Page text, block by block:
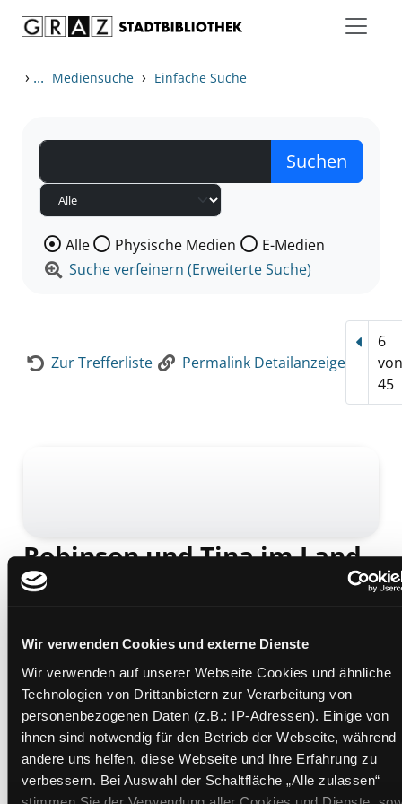
Wir verwenden Cookies und externe Dienste
Wir verwenden auf unserer Webseite Cookies und ähnliche
Technologien von Drittanbietern zur Verarbeitung von
personenbezogenen Daten (z.B.: IP-Adressen). Einige von
ihnen sind notwendig für den Betrieb der Webseite, während
andere uns helfen, diese Webseite und Ihre Erfahrung zu
verbessern. Bei Auswahl der Schaltfläche „Alle zulassen“
› ... Mediensuche › Einfache Suche
Wählen Sie die Medienart nach der Sie suchen wollen.
Alle Physische Medien
E-Medien
Suche verfeinern (Erweiterte Suche)
Zur Trefferliste Permalink Detailanzeige
6
45
Robinson und Tina im Land
der Fußbälle
Mediengruppe:Kinderbuch
Übergeordnetes Werk:Kinder aus aller Welt
Beschreibung ein-/ausblenden
Mehr Informationen ein-/ausblenden